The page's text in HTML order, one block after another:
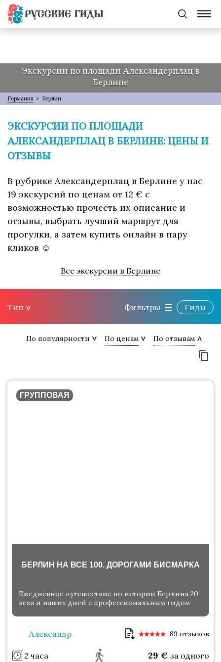
Экскурсии по площади Александерплац в
Берлине
Германия > Берлин
ЭКСКУРСИИ ПО ПЛОЩАДИ
АЛЕКСАНДЕРПЛАЦ В БЕРЛИНЕ: ЦЕНЫ И
ОТЗЫВЫ
В рубрике Александерплац в Берлине у нас
19 экскурсий по ценам от 12 € с
возможностью прочесть их описание и
отзывы, выбрать лучший маршрут для
прогулки, а затем купить онлайн в пару
кликов ☺
Все экскурсии в Берлине
Тип Фильтры Гиды
По популярности По ценам По отзывам
ГРУППОВАЯ
БЕРЛИН НА ВСЕ 100. ДОРОГАМИ БИСМАРКА
Ежедневное путешествие по истории Берлина 20
века и наших дней с профессиональным гидом
Александр 89 отзывов
2 часа 29 € за одного